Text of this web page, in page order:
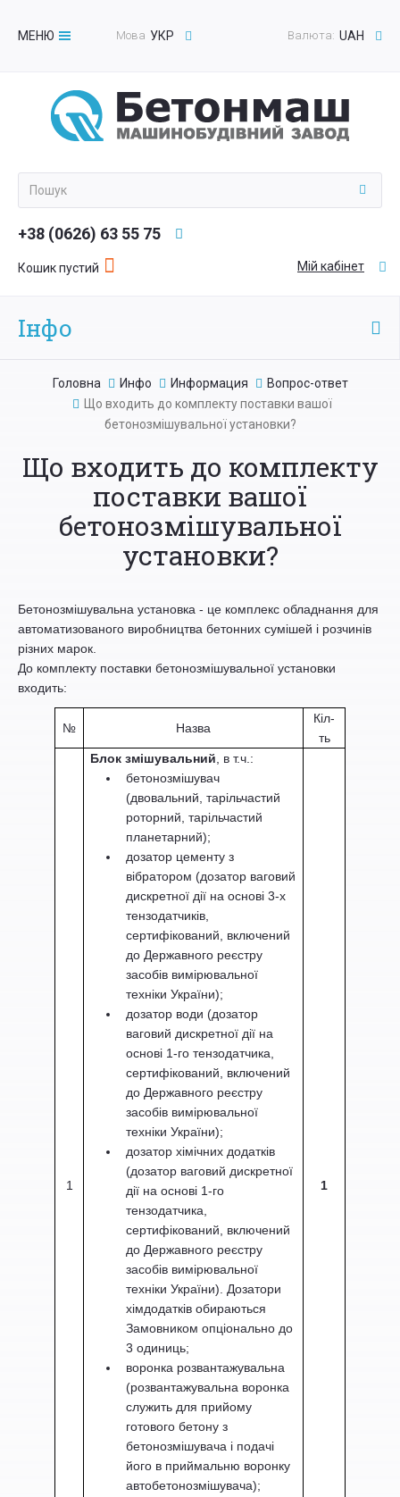
МЕНЮ
Toggle
Валюта: UAH
Мова УКР
+38 (0626) 63 55 75
Кошик пустий Мій кабінет
Інфо
Головна Инфо Информация
Вопрос-ответ
Що входить до комплекту поставки вашої
бетонозмішувальної установки?
Що входить до комплекту
поставки вашої
бетонозмішувальної
установки?
Бетонозмішувальна установка - це комплекс обладнання для
автоматизованого виробництва бетонних сумішей і розчинів
різних марок.
До комплекту поставки бетонозмішувальної установки
входить:
№ Назва
Кіл-
ть
1
Блок змішувальний , в т.ч.:
бетонозмішувач
(двовальний, тарільчастий
роторний, тарільчастий
планетарний);
дозатор цементу з
вібратором (дозатор ваговий
дискретної дії на основі 3-х
тензодатчиків,
сертифікований, включений
до Державного реєстру
засобів вимірювальної
техніки України);
дозатор води (дозатор
ваговий дискретної дії на
основі 1-го тензодатчика,
сертифікований, включений
до Державного реєстру
засобів вимірювальної
техніки України);
дозатор хімічних додатків
(дозатор ваговий дискретної
дії на основі 1-го
тензодатчика,
сертифікований, включений
до Державного реєстру
засобів вимірювальної
техніки України). Дозатори
хімдодатків обираються
Замовником опціонально до
3 одиниць;
воронка розвантажувальна
(розвантажувальна воронка
служить для прийому
готового бетону з
бетонозмішувача і подачі
його в приймальню воронку
автобетонозмішувача);
1